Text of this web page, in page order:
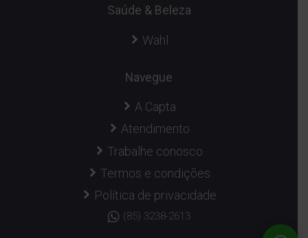
Saúde & Beleza
Wahl
Navegue
A Capta
Atendimento
Trabalhe conosco
Termos e condições
Política de privacidade
(85) 3238-2613